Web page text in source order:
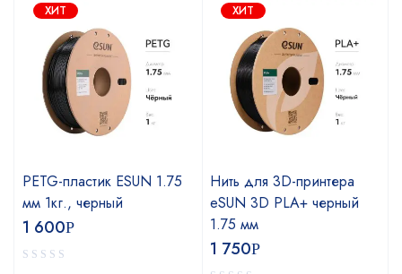
ХИТ
PETG-пластик ESUN 1.75
мм 1кг., черный
1 600Р
ХИТ
Нить для 3D-принтера
eSUN 3D PLA+ черный
1.75 мм
1 750Р